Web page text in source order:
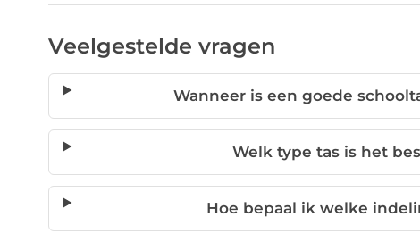
Veelgestelde vragen
Wanneer is een goede
Welk type tas is het
Hoe bepaal ik welke